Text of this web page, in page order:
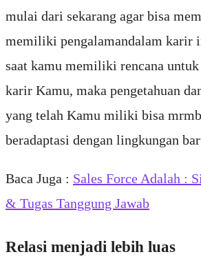
mulai dari sekarang agar bisa
memiliki pengalamandalam karir
saat kamu memiliki rencana
karir Kamu, maka pengetahuan
yang telah Kamu miliki bisa
beradaptasi dengan lingkungan
Baca Juga : Sales Force Adalah :
& Tugas Tanggung Jawab
Relasi menjadi lebih luas